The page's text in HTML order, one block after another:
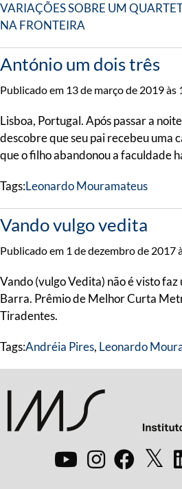
VARIAÇÕES SOBRE UM
NA FRONTEIRA
António um dois três
Publicado em 13 de março de 2019 às
Lisboa, Portugal. Após passar a
descobre que seu pai recebeu uma
que o filho abandonou a faculdade
Tags:Leonardo Mouramateus
Vando vulgo vedita
Publicado em 1 de dezembro de 2017
Vando (vulgo Vedita) não é visto faz
Barra. Prêmio de Melhor Curta
Tiradentes.
Tags:Andréia Pires, Leonardo